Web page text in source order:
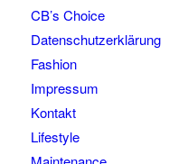
CB’s Choice
Datenschutzerklärung
Fashion
Impressum
Kontakt
Lifestyle